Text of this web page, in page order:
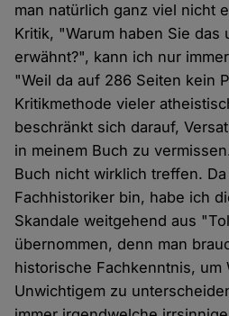
man natürlich ganz viel nicht
Kritik, "Warum haben Sie das
erwähnt?", kann ich nur
"Weil da auf 286 Seiten kein
Kritikmethode vieler
beschränkt sich darauf,
in meinem Buch zu
Buch nicht wirklich treffen.
Fachhistoriker bin, habe ich
Skandale weitgehend aus
übernommen, denn man
historische Fachkenntnis, um
Unwichtigem zu